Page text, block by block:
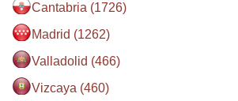
Cantabria (1726)
Madrid (1262)
Valladolid (466)
Vizcaya (460)